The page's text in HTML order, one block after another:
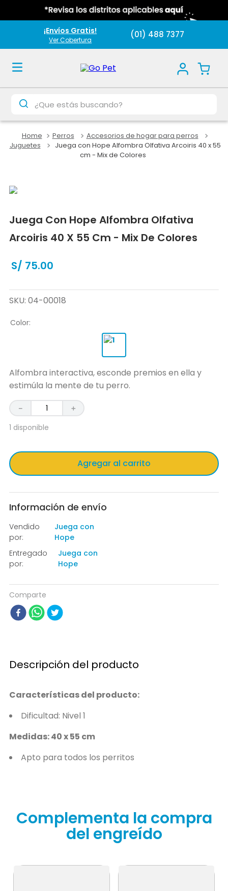
¡Envíos Gratis!
Ver Cobertura (01) 488 7377
¿Que estás buscando?
Perros
Accesorios de hogar para perros
Juguetes
Juega con Hope Alfombra Olfativa Arcoiris 40 x 55
cm - Mix de Colores
Juega Con Hope Alfombra Olfativa
Arcoiris 40 X 55 Cm - Mix De Colores
S/ 75.00
SKU: 04-00018
Color:
Alfombra interactiva, esconde premios en ella y
estimúla la mente de tu perro.
＋
－
1 disponible
Agregar al carrito
Información de envío
Vendido
por:
Juega con
Hope
Entregado
por:
Juega con
Hope
Comparte
Descripción del producto
Características del producto:
Dificultad: Nivel 1
Medidas: 40 x 55 cm
Apto para todos los perritos
Complementa la compra
del engreído